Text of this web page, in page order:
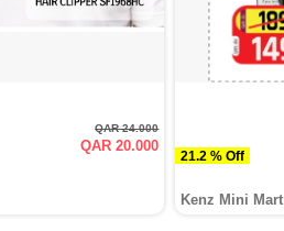
QAR 24.000
QAR 20.000
21.2 % Off
Kenz Mini Mart